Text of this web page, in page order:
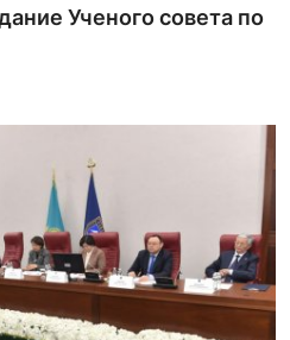
Ученого совета по